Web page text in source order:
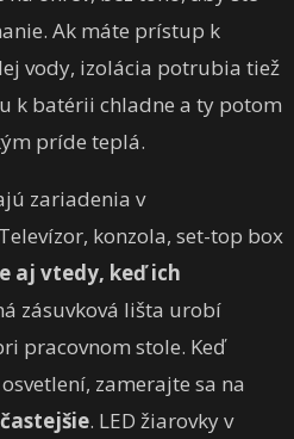
Ak máte prístup k
vody, izolácia potrubia tiež
k batérii chladne a ty potom
príde teplá.
zariadenia v
konzola, set-top box
aj vtedy, keď ich
zásuvková lišta urobí
pracovnom stole. Keď
zamerajte sa na
. LED žiarovky v